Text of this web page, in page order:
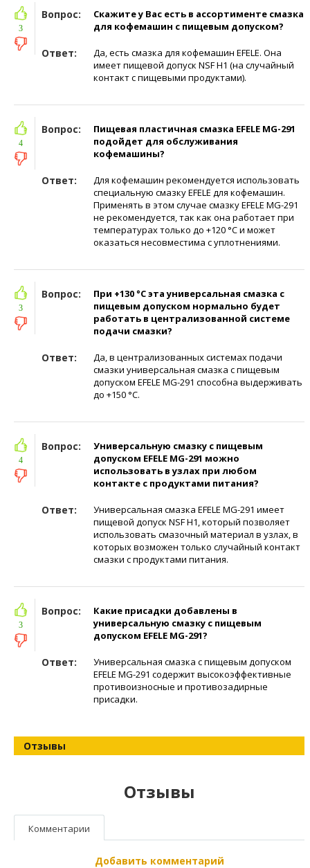
Вопрос:
Скажите у Вас есть в ассортименте смазка
для кофемашин с пищевым допуском?
Ответ:
Да, есть смазка для кофемашин EFELE. Она
имеет пищевой допуск NSF H1 (на случайный
контакт с пищевыми продуктами).
3
Вопрос:
Пищевая пластичная смазка EFELE MG-291
подойдет для обслуживания
кофемашины?
Ответ:
Для кофемашин рекомендуется использовать
специальную смазку EFELE для кофемашин.
Применять в этом случае смазку EFELE MG-291
не рекомендуется, так как она работает при
температурах только до +120 °C и может
оказаться несовместима с уплотнениями.
4
Вопрос:
При +130 °С эта универсальная смазка с
пищевым допуском нормально будет
работать в централизованной системе
подачи смазки?
Ответ:
Да, в централизованных системах подачи
смазки универсальная смазка с пищевым
допуском EFELE MG-291 способна выдерживать
до +150 °С.
3
Вопрос:
Универсальную смазку с пищевым
допуском EFELE MG-291 можно
использовать в узлах при любом
контакте с продуктами питания?
Ответ:
Универсальная смазка EFELE MG-291 имеет
пищевой допуск NSF H1, который позволяет
использовать смазочный материал в узлах, в
которых возможен только случайный контакт
смазки с продуктами питания.
4
Вопрос:
Какие присадки добавлены в
универсальную смазку с пищевым
допуском EFELE MG-291?
Ответ:
Универсальная смазка с пищевым допуском
EFELE MG-291 содержит высокоэффективные
противоизносные и противозадирные
присадки.
3
Отзывы
Отзывы
Комментарии
Добавить комментарий